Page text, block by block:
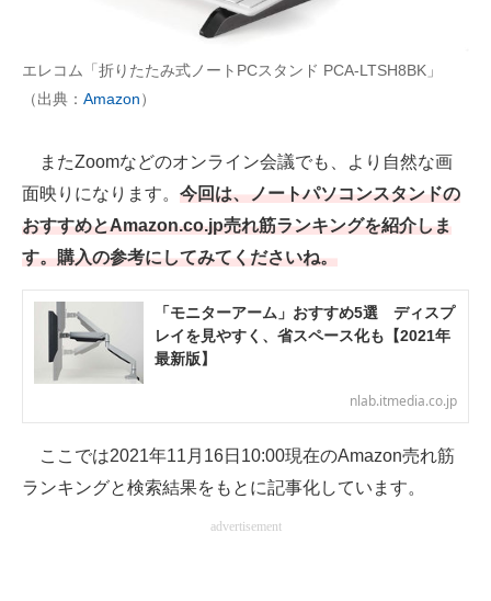
マーケ×ITの今がよく分かる
ITエンジニア向け専門サイト
企業向けIT製品の総合サイト
IT製品の技術・比較・事例
製造業のIT導入・活用を支援
モノづくり技術者専門サイト
電子設計の基本と応用
ちょっと気になるネットの話題
エレコム「折りたたみ式ノートPCスタンド PCA-LTSH8BK」
（出典： Amazon）
またZoomなどのオンライン会議でも、より自然な画
面映りになります。 今回は、ノートパソコンスタンドの
おすすめとAmazon.co.jp売れ筋ランキングを紹介しま
す。購入の参考にしてみてくださいね。
「モニターアーム」おすすめ5選 ディスプ
レイを見やすく、省スペース化も【2021年
最新版】
nlab.itmedia.co.jp
ここでは2021年11月16日10:00現在のAmazon売れ筋
ランキングと検索結果をもとに記事化しています。
advertisement